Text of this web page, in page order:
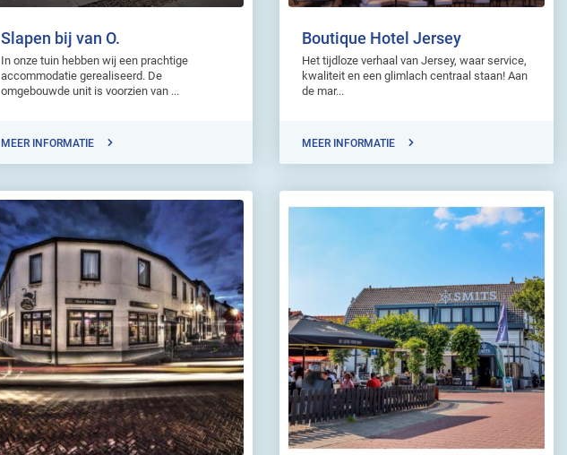
Slapen bij van O.
In onze tuin hebben wij een prachtige
accommodatie gerealiseerd. De
omgebouwde unit is voorzien van ...
MEER INFORMATIE
Boutique Hotel Jersey
Het tijdloze verhaal van Jersey, waar service,
kwaliteit en een glimlach centraal staan! Aan
de mar...
MEER INFORMATIE